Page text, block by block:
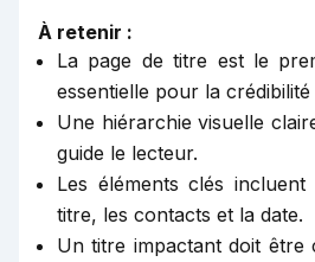
À retenir :
La page de titre est le
essentielle pour la crédibilité
Une hiérarchie visuelle
guide le lecteur.
Les éléments clés
titre, les contacts et la date.
Un titre impactant doit être